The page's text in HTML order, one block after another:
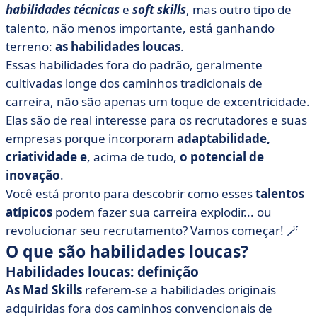
recrutadores identificarem
• Integre as habilidades loucas no processo de
recrutamento
• Dicas para os candidatos sobre como identificar e
usar suas habilidades loucas
• Hard, soft e agora mad: veja além das meras
habilidades técnicas dos candidatos
habilidades técnicas e soft skills, mas outro tipo de
talento, não menos importante, está ganhando
terreno: as habilidades loucas.
Essas habilidades fora do padrão, geralmente
cultivadas longe dos caminhos tradicionais de
carreira, não são apenas um toque de excentricidade.
Elas são de real interesse para os recrutadores e suas
empresas porque incorporam adaptabilidade,
criatividade e, acima de tudo, o potencial de
inovação.
Você está pronto para descobrir como essestalentos
atípicos podem fazer sua carreira explodir... ou
revolucionar seu recrutamento? Vamos começar! 🪄
O que são habilidades loucas?
Habilidades loucas: definição
As Mad Skills referem-se a habilidades originais
adquiridas fora dos caminhos convencionais de